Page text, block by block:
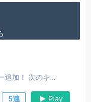
追加！ 次のキ...
5連 Play